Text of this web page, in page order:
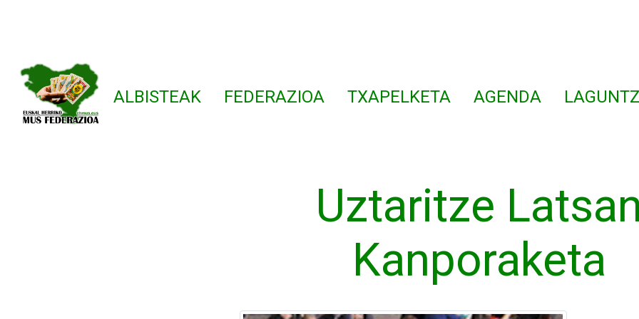
ALBISTEAK FEDERAZIOA TXAPELKETA AGENDA
Uztaritze Latsan
Kanporaketa